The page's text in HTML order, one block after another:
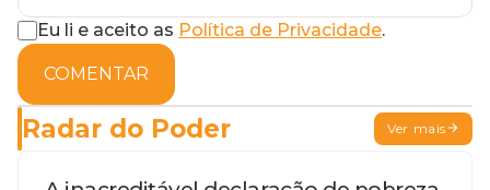
Eu li e aceito as Política de Privacidade.
COMENTAR
Radar do Poder Ver mais